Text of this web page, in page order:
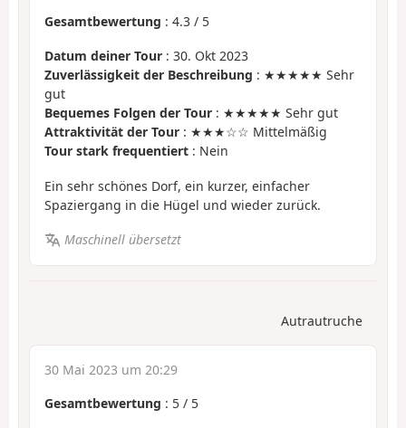
Gesamtbewertung : 4.3 / 5
Datum deiner Tour : 30. Okt 2023
Zuverlässigkeit der Beschreibung : ★★★★★ Sehr
gut
Bequemes Folgen der Tour : ★★★★★ Sehr gut
Attraktivität der Tour : ★★★☆☆ Mittelmäßig
Tour stark frequentiert : Nein
Ein sehr schönes Dorf, ein kurzer, einfacher
Spaziergang in die Hügel und wieder zurück.
Maschinell übersetzt
Autrautruche
30 Mai 2023 um 20:29
Gesamtbewertung : 5 / 5